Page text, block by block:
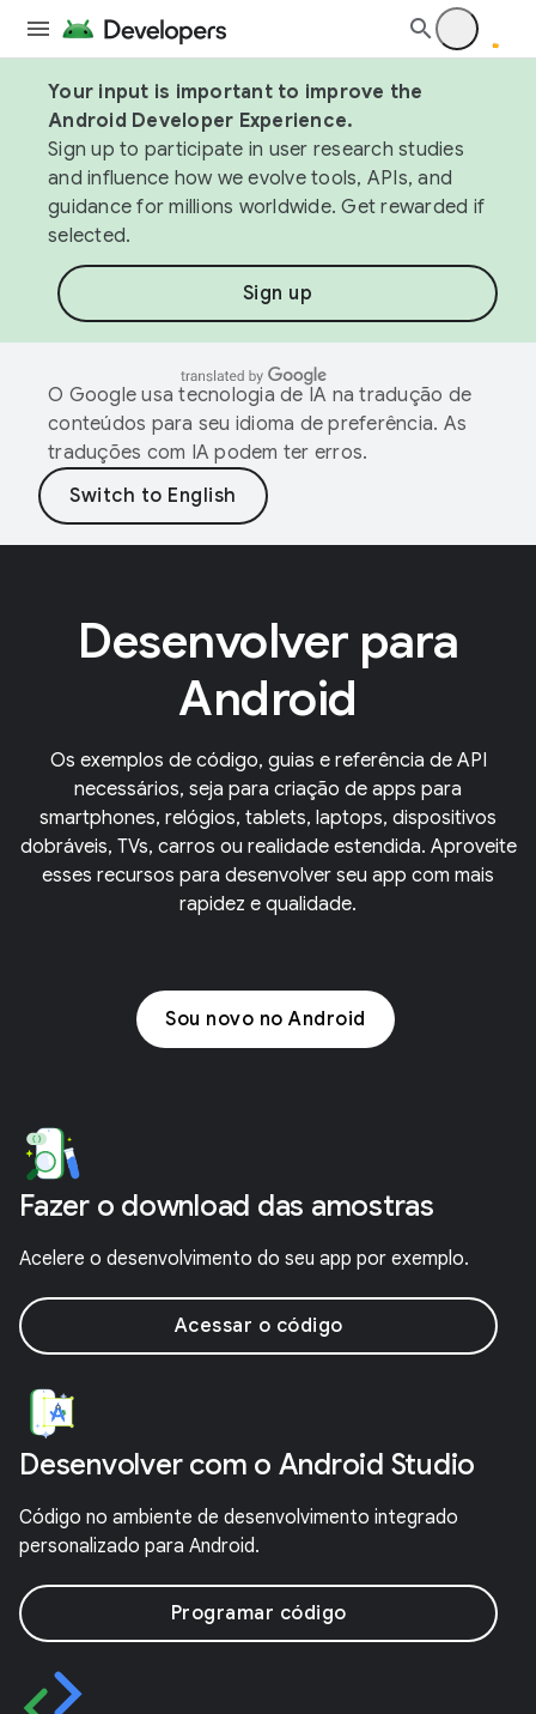
Your input is important to improve the
Android Developer Experience.
Sign up to participate in user research studies
and influence how we evolve tools, APIs, and
guidance for millions worldwide. Get rewarded if
selected.
Sign up
O Google usa tecnologia de IA na tradução de
conteúdos para seu idioma de preferência. As
traduções com IA podem ter erros.
Desenvolver para
Android
Os exemplos de código, guias e referência de API
necessários, seja para criação de apps para
smartphones, relógios, tablets, laptops, dispositivos
dobráveis, TVs, carros ou realidade estendida. Aproveite
esses recursos para desenvolver seu app com mais
rapidez e qualidade.
Sou novo no Android
Fazer o download das amostras
Acelere o desenvolvimento do seu app por exemplo.
Acessar o código
Desenvolver com o Android Studio
Código no ambiente de desenvolvimento integrado
personalizado para Android.
Programar código